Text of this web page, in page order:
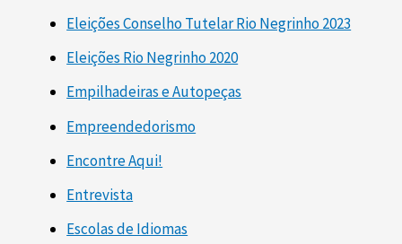
Eleições Conselho Tutelar Rio Negrinho 2023
Eleições Rio Negrinho 2020
Empilhadeiras e Autopeças
Empreendedorismo
Encontre Aqui!
Entrevista
Escolas de Idiomas